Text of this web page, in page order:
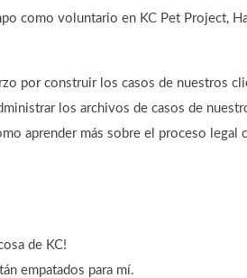
como voluntario en KC Pet Project,
por construir los casos de nuestros
los archivos de casos de
aprender más sobre el proceso legal
de KC!
empatados para mí.